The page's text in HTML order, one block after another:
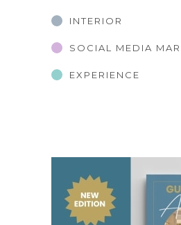
INTERIOR
SOCIAL MEDIA
EXPERIENCE